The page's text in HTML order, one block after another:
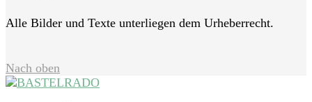
Alle Bilder und Texte unterliegen dem Urheberrecht.
Nach oben